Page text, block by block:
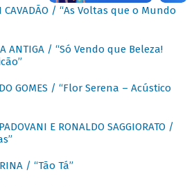
CAVADÃO / “As Voltas que o Mundo
ANTIGA / “Só Vendo que Beleza!
GOMES / “Flor Serena – Acústico
E RONALDO SAGGIORATO /
/ “Tão Tá”